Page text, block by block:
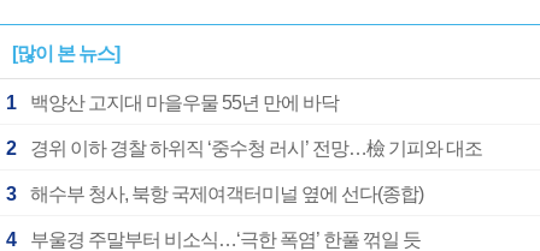
[많이 본 뉴스]
1 백양산 고지대 마을우물 55년 만에 바닥
2 경위 이하 경찰 하위직 ‘중수청 러시’ 전망…檢 기피와 대조
3 해수부 청사, 북항 국제여객터미널 옆에 선다(종합)
4 부울경 주말부터 비소식…‘극한 폭염’ 한풀 꺾일 듯